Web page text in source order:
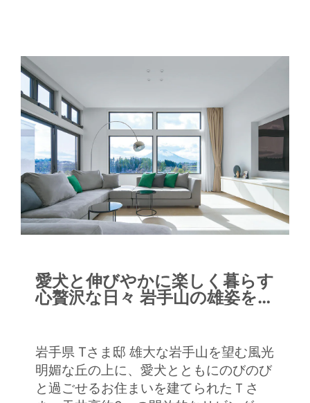
だ間取りになっています。透明ガラスの
間仕切り壁を通して視線が縦横に抜ける
ので、どこにいても閉塞感がありませ
ん。 たとえば2階のダイニングにいると
視線がバルコニーを介してリビングや戸
外へと広がり、3階の寝室からも吹き抜
けを介して階下のリビングやバルコニー
が眺められます。 磁器質タイルの床に
ガラスタイル張りのアクセント壁が映え
るクールなインテリアのリビングは、ご
夫妻の憩いの場。吹き抜けをゴージャス
ら、こんな吹き抜けにしても、冬を暖か
く快適に過ごせるのがうれしいですね」
（特殊）塗材仕上げのスタイリッシュな
キッチンもお気に入り。ご友人を招いて
手料理を振る舞うのを楽しみにされてい
愛犬と伸びやかに楽しく暮らす
心贅沢な日々 岩手山の雄姿を一
岩手県 Tさま邸 雄大な岩手山を望む風光
明媚な丘の上に、愛犬とともにのびのび
と過ごせるお住まいを建てられたＴさ